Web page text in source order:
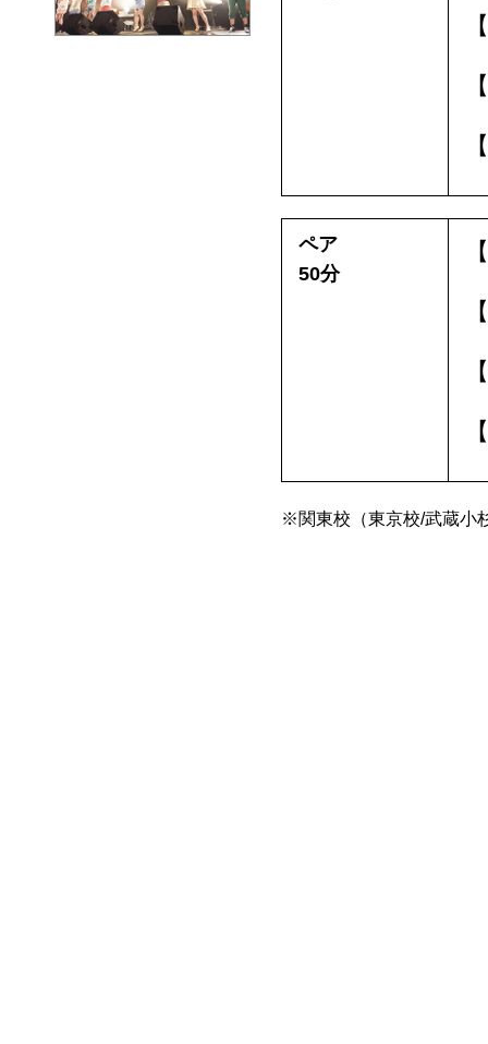
ペア
50分
※関東校（東京校/武蔵小